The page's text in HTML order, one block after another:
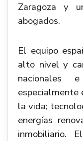
Zaragoza y
abogados.
El equipo
alto nivel y
nacionales
especialmente
la vida;
energías
inmobiliario.